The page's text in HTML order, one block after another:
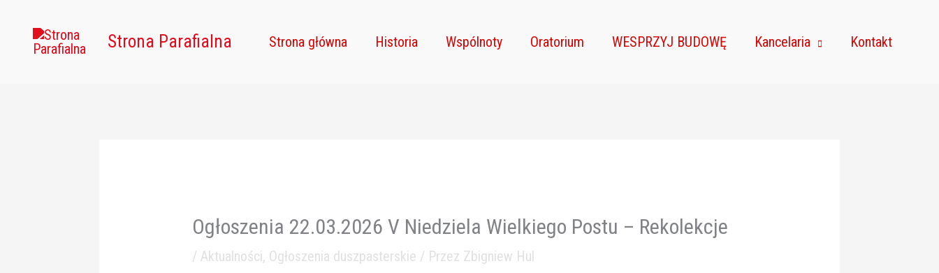
Strona Parafialna Strona główna Historia Wspólnoty Oratorium WESPRZYJ BUDOWĘ Kancelaria Kontakt
Ogłoszenia 22.03.2026 V Niedziela Wielkiego Postu – Rekolekcje
/ Aktualności, Ogłoszenia duszpasterskie / Przez Zbigniew Hul